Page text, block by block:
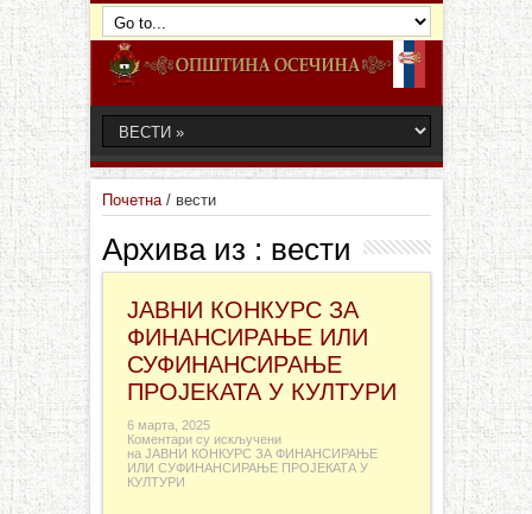
Почетна/ вести
Архива из : вести
ЈАВНИ КОНКУРС ЗА
ФИНАНСИРАЊЕ ИЛИ
СУФИНАНСИРАЊЕ
ПРОЈЕКАТА У КУЛТУРИ
6 марта, 2025
Коментари су искључени
на ЈАВНИ КОНКУРС ЗА ФИНАНСИРАЊЕ
ИЛИ СУФИНАНСИРАЊЕ ПРОЈЕКАТА У
КУЛТУРИ